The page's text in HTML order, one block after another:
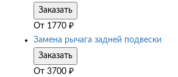
Заказать
От 1770 ₽
Замена рычага задней подвески
Заказать
От 3700 ₽